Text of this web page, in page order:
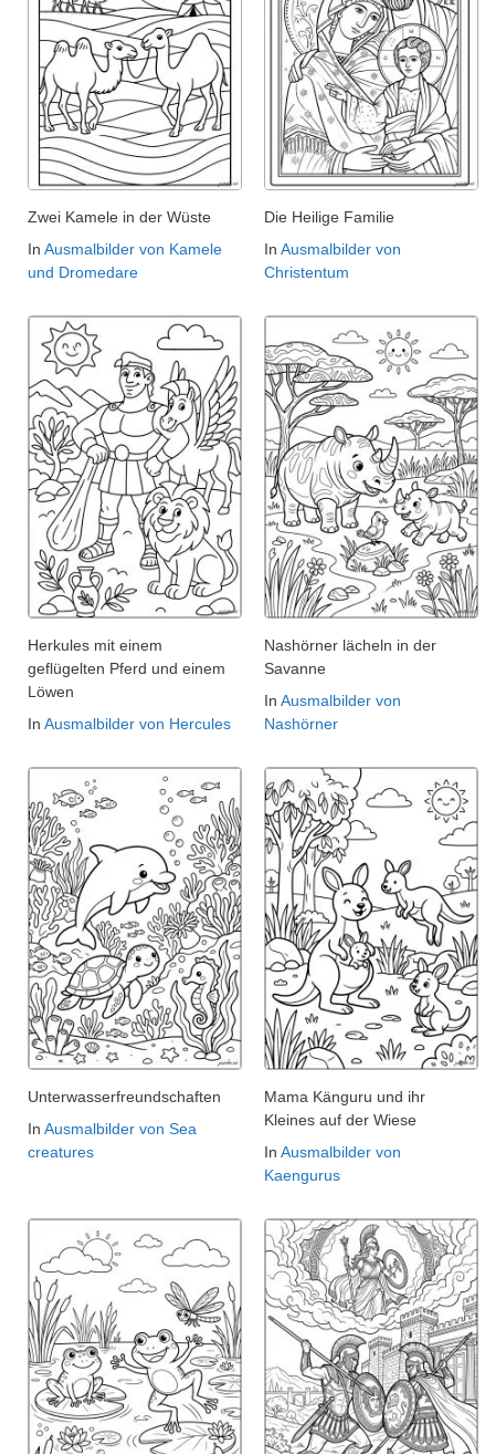
Zwei Kamele in der Wüste
In Ausmalbilder von Kamele
und Dromedare
Die Heilige Familie
In Ausmalbilder von
Christentum
Herkules mit einem
geflügelten Pferd und einem
Löwen
In Ausmalbilder von Hercules
Nashörner lächeln in der
Savanne
In Ausmalbilder von
Nashörner
Unterwasserfreundschaften
In Ausmalbilder von Sea
creatures
Mama Känguru und ihr
Kleines auf der Wiese
In Ausmalbilder von
Kaengurus